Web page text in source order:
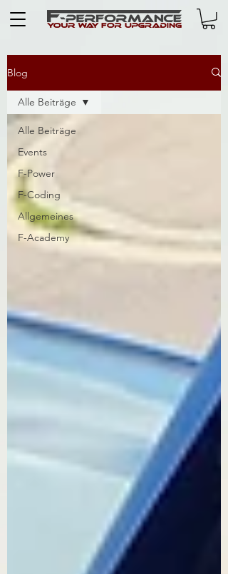
Blog
Alle Beiträge
Events
F-Power
F-Coding
Allgemeines
F-Academy
Alle Beiträge